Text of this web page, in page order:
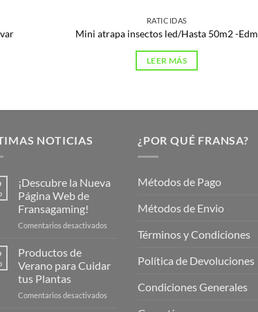
RATICIDAS
Mini atrapa insectos led/Hasta 50m2 -Edm
LEER MÁS
NOTICIAS
¡Descubre la Nueva
Página Web de
Fransagaming!
Comentarios desactivados
Página
Productos de
Verano para Cuidar
tus Plantas
Comentarios desactivados
¿POR QUÉ FRANSA?
Métodos de Pago
Métodos de Envio
Términos y Condiciones
Política de Devoluciones
Condiciones Generales